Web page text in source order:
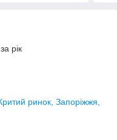
рік
ринок, Запоріжжя,